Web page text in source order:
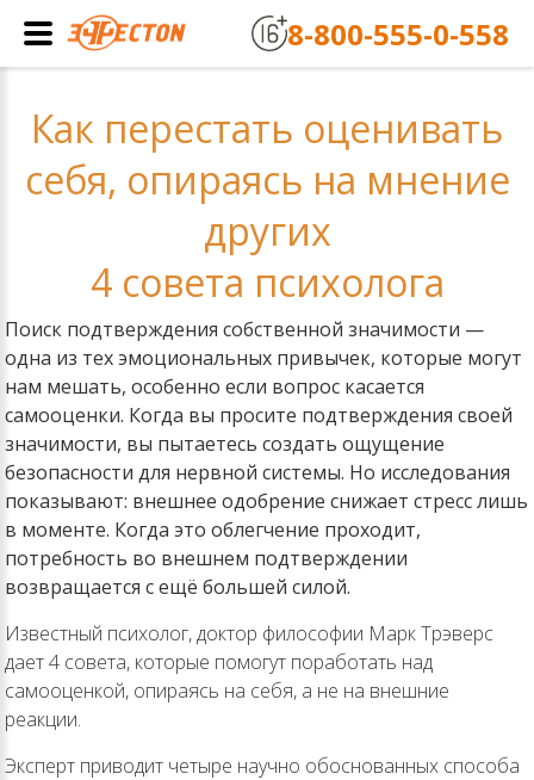
Как перестать оценивать
себя, опираясь на мнение
других
4 совета психолога
Поиск подтверждения собственной значимости —
одна из тех эмоциональных привычек, которые могут
нам мешать, особенно если вопрос касается
самооценки. Когда вы просите подтверждения своей
значимости, вы пытаетесь создать ощущение
безопасности для нервной системы. Но исследования
показывают: внешнее одобрение снижает стресс лишь
в моменте. Когда это облегчение проходит,
потребность во внешнем подтверждении
возвращается с ещё большей силой.
Известный психолог, доктор философии Марк Трэверс
дает 4 совета, которые помогут поработать над
самооценкой, опираясь на себя, а не на внешние
реакции.
Эксперт приводит четыре научно обоснованных способа
8-800-555-0-558